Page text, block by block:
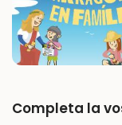
Completa la